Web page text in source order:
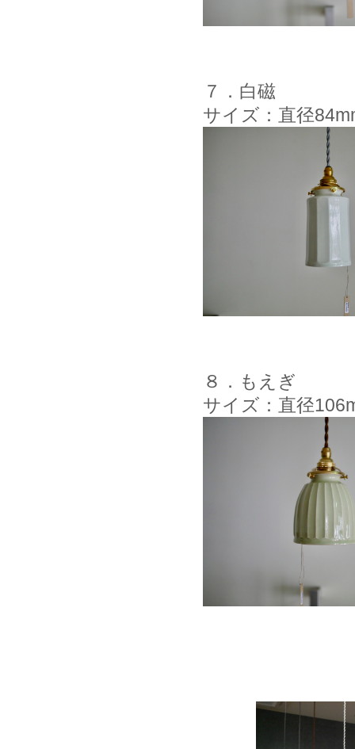
７．白磁
サイズ：直径
８．もえぎ
サイズ：直径